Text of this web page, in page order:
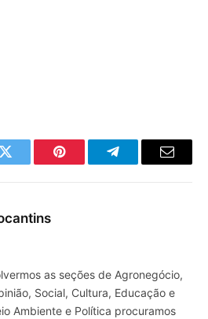
Twitter Pinterest TelegramaE-
as seções de Agronegócio,
Social, Cultura, Educação e
Ambiente e Política procuramos